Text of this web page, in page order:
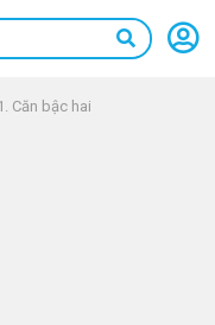
Căn bậc hai